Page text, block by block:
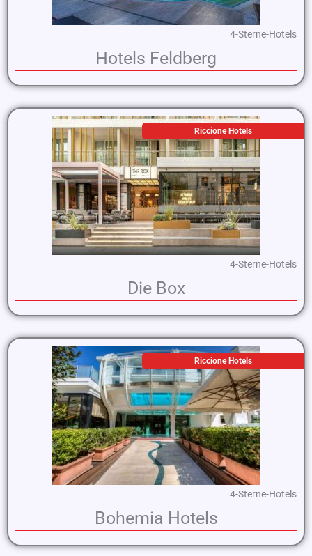
4-Sterne-Hotels
Hotels Feldberg
Riccione Hotels
4-Sterne-Hotels
Die Box
Riccione Hotels
4-Sterne-Hotels
Bohemia Hotels